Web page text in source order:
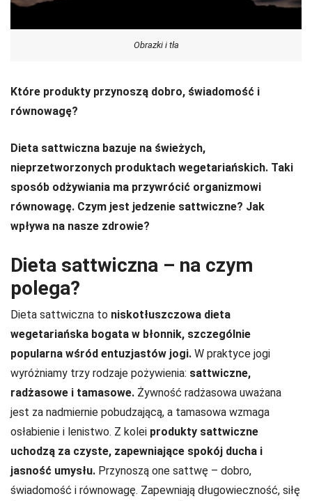
Obrazki i tła
Które produkty przynoszą dobro, świadomość i
równowagę?
Dieta sattwiczna bazuje na świeżych,
nieprzetworzonych produktach wegetariańskich. Taki
sposób odżywiania ma przywrócić organizmowi
równowagę. Czym jest jedzenie sattwiczne? Jak
wpływa na nasze zdrowie?
Dieta sattwiczna – na czym
polega?
Dieta sattwiczna to niskotłuszczowa dieta
wegetariańska bogata w błonnik, szczególnie
popularna wśród entuzjastów jogi. W praktyce jogi
wyróżniamy trzy rodzaje pożywienia: sattwiczne,
radżasowe i tamasowe. Żywność radżasowa uważana
jest za nadmiernie pobudzającą, a tamasowa wzmaga
osłabienie i lenistwo. Z kolei produkty sattwiczne
uchodzą za czyste, zapewniające spokój ducha i
jasność umysłu. Przynoszą one sattwę – dobro,
świadomość i równowagę. Zapewniają długowieczność, siłę